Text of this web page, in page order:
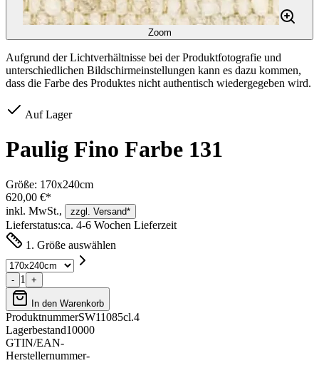
Zoom
Aufgrund der Lichtverhältnisse bei der Produktfotografie und
unterschiedlichen Bildschirmeinstellungen kann es dazu kommen,
dass die Farbe des Produktes nicht authentisch wiedergegeben wird.
Auf Lager
Paulig Fino Farbe 131
Größe: 170x240cm
620,00 €*
inkl. MwSt.,
zzgl. Versand*
Lieferstatus:ca. 4-6 Wochen Lieferzeit
1. Größe auswählen
- 1 +
In den Warenkorb
ProduktnummerSW11085cl.4
Lagerbestand10000
GTIN/EAN-
Herstellernummer-